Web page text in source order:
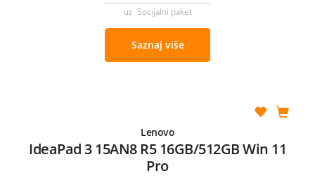
uz Socijalni paket
Saznaj više
Lenovo
IdeaPad 3 15AN8 R5 16GB/512GB Win 11
Pro